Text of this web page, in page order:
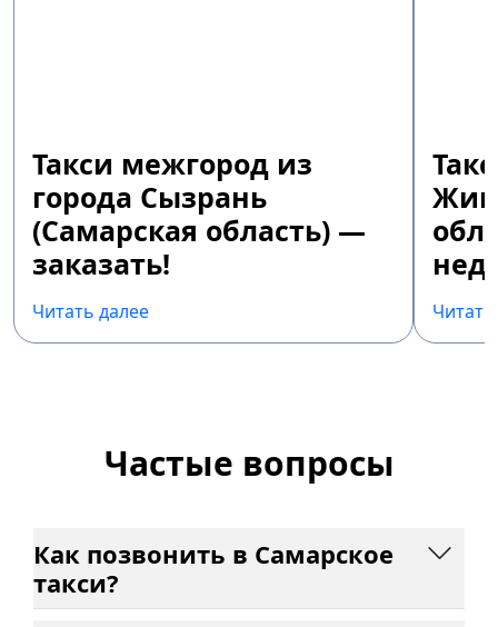
Такси межгород из
города Сызрань
(Самарская область) —
заказать!
Читать далее
Частые вопросы
Как позвонить в Самарское
такси?